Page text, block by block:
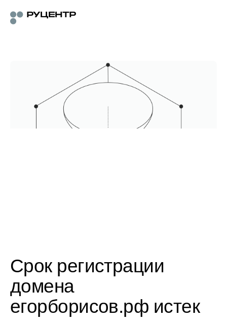
Срок регистрации
домена
егорборисов.рф истек